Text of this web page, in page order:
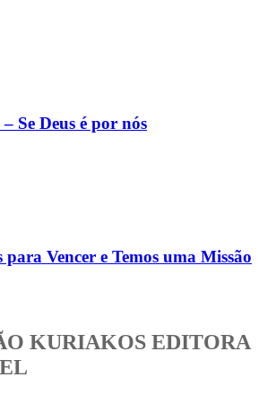
Se Deus é por nós
para Vencer e Temos uma Missão
KURIAKOS EDITORA